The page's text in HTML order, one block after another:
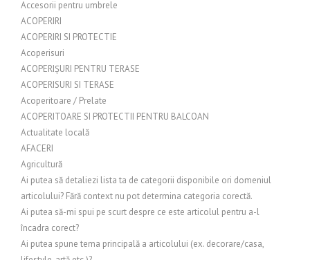
Accesorii pentru umbrele
ACOPERIRI
ACOPERIRI SI PROTECTIE
Acoperisuri
ACOPERIȘURI PENTRU TERASE
ACOPERISURI SI TERASE
Acoperitoare / Prelate
ACOPERITOARE SI PROTECTII PENTRU BALCOAN
Actualitate locală
AFACERI
Agricultură
Ai putea să detaliezi lista ta de categorii disponibile ori domeniul
articolului? Fără context nu pot determina categoria corectă.
Ai putea să-mi spui pe scurt despre ce este articolul pentru a-l
încadra corect?
Ai putea spune tema principală a articolului (ex. decorare/casa,